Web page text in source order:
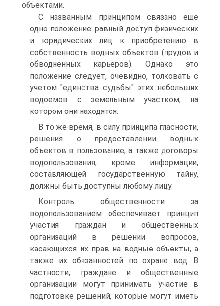
объектами.
С названным принципом связано еще
одно положение: равный доступ физических
и юридических лиц к приобретению в
собственность водных объектов (прудов и
обводненных карьеров). Однако это
положение следует, очевидно, толковать с
учетом "единства судьбы" этих небольших
водоемов с земельным участком, на
котором они находятся.
В то же время, в силу принципа гласности,
решения о предоставлении водных
объектов в пользование, а также договоры
водопользования, кроме информации,
составляющей государственную тайну,
должны быть доступны любому лицу.
Контроль общественности за
водопользованием обеспечивает принцип
участия граждан и общественных
организаций в решении вопросов,
касающихся их прав на водные объекты, а
также их обязанностей по охране вод. В
частности, граждане и общественные
организации могут принимать участие в
подготовке решений, которые могут иметь